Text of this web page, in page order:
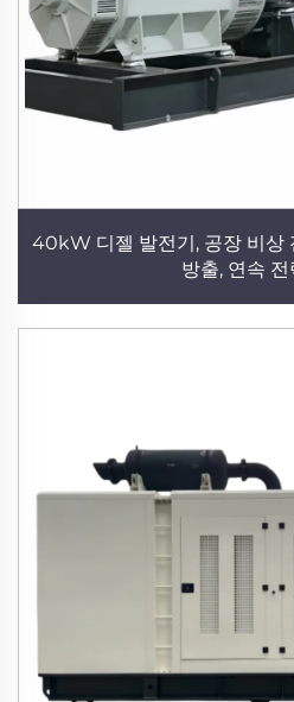
40kW 디젤 발전기, 공장 비상
방출, 연속